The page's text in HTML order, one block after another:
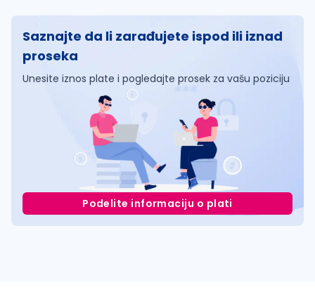
Saznajte da li zarađujete ispod ili iznad
proseka
Unesite iznos plate i pogledajte prosek za vašu poziciju
Podelite informaciju o plati